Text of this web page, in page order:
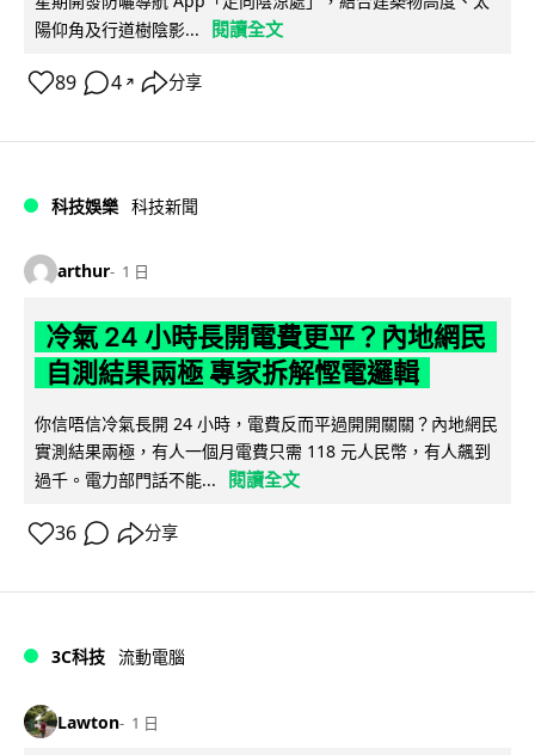
陽仰角及行道樹陰影...
閱讀全文
89 4 ↗ 分享
科技娛樂 科技新聞
arthur 1 日
冷氣 24 小時長開電費更平？內地網民
自測結果兩極 專家拆解慳電邏輯
你信唔信冷氣長開 24 小時，電費反而平過開開關關？內地網民
實測結果兩極，有人一個月電費只需 118 元人民幣，有人飆到
過千。電力部門話不能...
閱讀全文
36 分享
3C科技 流動電腦
Lawton 1 日